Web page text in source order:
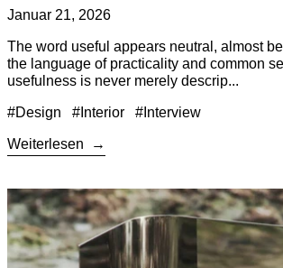
Januar 21, 2026
The word useful appears neutral, almost
the language of practicality and common
usefulness is never merely descrip...
#Design #Interior #Interview
Weiterlesen
Weiterlesen: The Vase as Object, System,